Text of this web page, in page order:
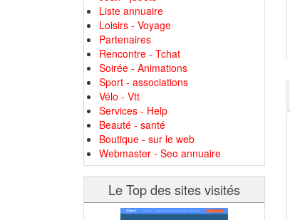
Liste annuaire
Loisirs - Voyage
Partenaires
Rencontre - Tchat
Soirée - Animations
Sport - associations
Vélo - Vtt
Services - Help
Beauté - santé
Boutique - sur le web
Webmaster - Seo annuaire
Le Top des sites visités